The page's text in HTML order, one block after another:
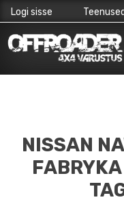
to
Logi sisse Teenused
NISSAN